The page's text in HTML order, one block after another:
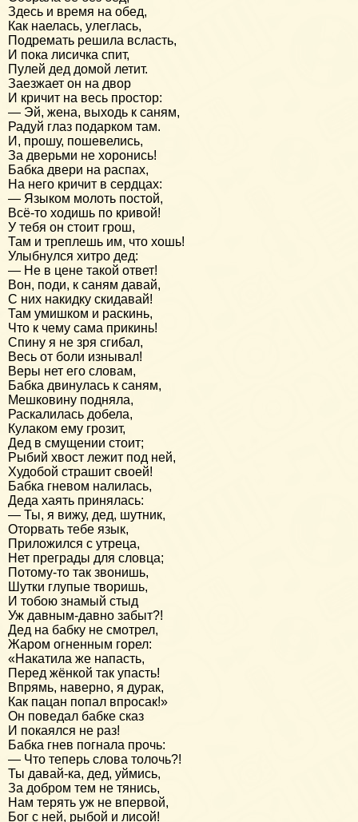
Здесь и время на обед,
Как наелась, улеглась,
Подремать решила всласть,
И пока лисичка спит,
Пулей дед домой летит.
Заезжает он на двор
И кричит на весь простор:
— Эй, жена, выходь к саням,
Радуй глаз подарком там.
И, прошу, пошевелись,
За дверьми не хоронись!
Бабка двери на распах,
На него кричит в сердцах:
— Языком молоть постой,
Всё-то ходишь по кривой!
У тебя он стоит грош,
Там и треплешь им, что хошь!
Улыбнулся хитро дед:
— Не в цене такой ответ!
Вон, поди, к саням давай,
С них накидку скидавай!
Там умишком и раскинь,
Что к чему сама прикинь!
Спину я не зря сгибал,
Весь от боли изнывал!
Веры нет его словам,
Бабка двинулась к саням,
Мешковину подняла,
Раскалилась добела,
Кулаком ему грозит,
Дед в смущении стоит;
Рыбий хвост лежит под ней,
Худобой страшит своей!
Бабка гневом налилась,
Деда хаять принялась:
— Ты, я вижу, дед, шутник,
Оторвать тебе язык,
Приложился с утреца,
Нет преграды для словца;
Потому-то так звонишь,
Шутки глупые творишь,
И тобою знамый стыд
Уж давным-давно забыт?!
Дед на бабку не смотрел,
Жаром огненным горел:
«Накатила же напасть,
Перед жёнкой так упасть!
Впрямь, наверно, я дурак,
Как пацан попал впросак!»
Он поведал бабке сказ
И покаялся не раз!
Бабка гнев погнала прочь:
— Что теперь слова толочь?!
Ты давай-ка, дед, уймись,
За добром тем не тянись,
Нам терять уж не впервой,
Бог с ней, рыбой и лисой!